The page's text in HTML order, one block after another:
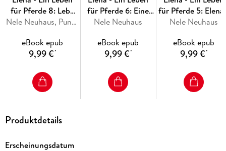
für Pferde 8: Lebe
deinen Traum Nele Neuhaus, Punchdesign Johannes Wiebel
eBook epub
9,99 €*
für Pferde 6: Eine
falsche Fährte
Nele Neuhaus
eBook epub
9,99 €*
für Pferde 5:
Ihr größter Sieg
Nele Neuhaus
eBook epub
9,99 €*
Produktdetails
Erscheinungsdatum